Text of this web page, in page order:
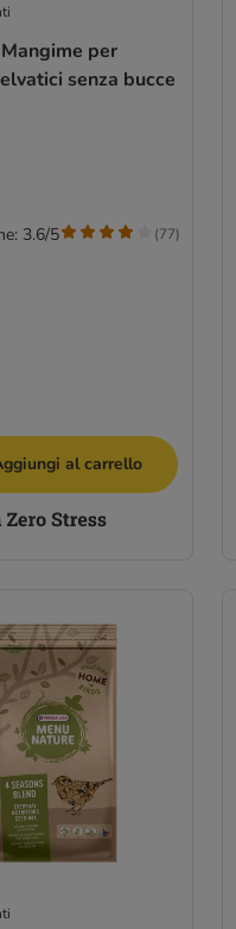
per
senza bucce
3.6/5 (77)
al carrello